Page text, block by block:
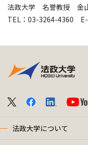
法政大学 名誉教授 金
TEL：03-3264-4360
法政大学について